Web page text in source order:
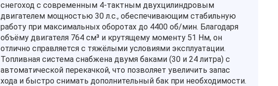
снегоход с современным 4-тактным двухцилиндровым
двигателем мощностью 30 л.с., обеспечивающим стабильную
работу при максимальных оборотах до 4400 об/мин. Благодаря
объёму двигателя 764 см³ и крутящему моменту 51 Нм, он
отлично справляется с тяжёлыми условиями эксплуатации.
Топливная система снабжена двумя баками (30 и 24 литра) с
автоматической перекачкой, что позволяет увеличить запас
хода и быстро снимать дополнительный бак при необходимости.